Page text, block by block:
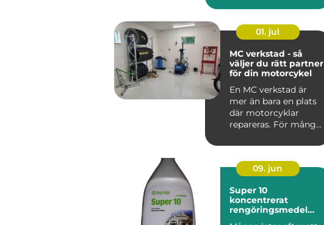
ärvda fö...
01. jul
MC verkstad - så
väljer du rätt partner
för din motorcykel
En MC verkstad är
mer än bara en plats
där motorcyklar
repareras. För mång...
09. jun
Super 10
koncentrerat
rengöringsmedel